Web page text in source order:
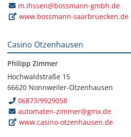
m.ihssen@bossmann-gmbh.de
www.bossmann-saarbruecken.de
Casino Otzenhausen
Philipp Zimmer
Hochwaldstraße 15
66620 Nonnweiler-Otzenhausen
06873/9929058
automaten-zimmer@gmx.de
www.casino-otzenhausen.de